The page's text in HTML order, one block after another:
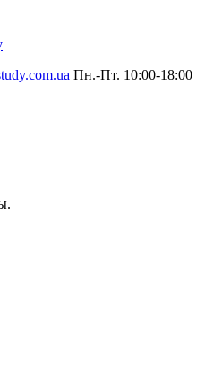
Пн.-Пт. 10:00-18:00